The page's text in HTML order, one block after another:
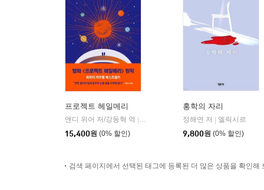
프로젝트 헤일메리
앤디 위어 저/강동혁 역
알에이치코리아(RHK)
15,400원 (0% 할인)
홍학의 자리
정해연 저
엘릭시르
9,800원 (0% 할인)
검색 페이지에서 선택된 태그에 등록된 더 많은 상품을 확인해